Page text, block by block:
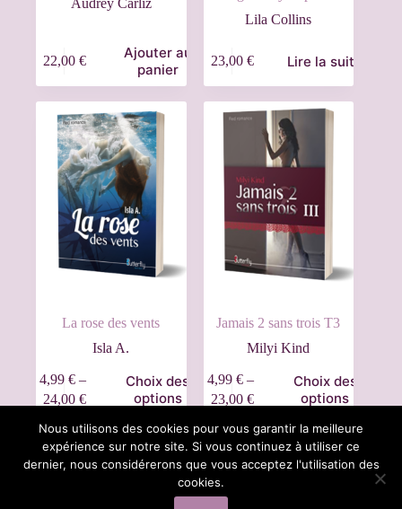
22,00 €
Ajouter au
panier
Lila Collins
23,00 € Lire la suite
La rose des vents
Isla A.
4,99 €–
24,00 €
Choix des
options
Jamais 2 sans trois T3
Milyi Kind
4,99 €–
23,00 €
Choix des
options
Information a propos des cookies Mentions Legales
Nous utilisons des cookies pour vous garantir la meilleure
expérience sur notre site. Si vous continuez à utiliser ce
dernier, nous considérerons que vous acceptez l'utilisation des
cookies.